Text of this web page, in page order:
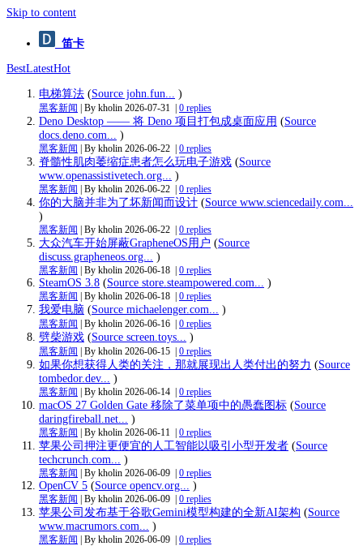
Skip to content
笛卡
BestLatestHot
电梯算法 (Source john.fun... )
黑客新闻 | By kholin 2026-07-31 0 replies
Deno Desktop —— 将 Deno 项目打包成桌面应用 (Source
docs.deno.com... )
黑客新闻 | By kholin 2026-06-22 0 replies
脊髓性肌肉萎缩症患者怎么玩电子游戏 (Source
www.openassistivetech.org... )
黑客新闻 | By kholin 2026-06-22 0 replies
你的大脑并非为了坏新闻而设计 (Source www.sciencedaily.com...
)
黑客新闻 | By kholin 2026-06-22 0 replies
大众汽车开始屏蔽GrapheneOS用户 (Source
discuss.grapheneos.org... )
黑客新闻 | By kholin 2026-06-18 0 replies
SteamOS 3.8 (Source store.steampowered.com... )
黑客新闻 | By kholin 2026-06-18 0 replies
我爱电脑 (Source michaelenger.com... )
黑客新闻 | By kholin 2026-06-16 0 replies
劈柴游戏 (Source screen.toys... )
黑客新闻 | By kholin 2026-06-15 0 replies
如果你想获得人类的关注，那就展现出人类付出的努力 (Source
tombedor.dev... )
黑客新闻 | By kholin 2026-06-14 0 replies
macOS 27 Golden Gate 移除了菜单项中的愚蠢图标 (Source
daringfireball.net... )
黑客新闻 | By kholin 2026-06-11 0 replies
苹果公司押注更便宜的人工智能以吸引小型开发者 (Source
techcrunch.com... )
黑客新闻 | By kholin 2026-06-09 0 replies
OpenCV 5 (Source opencv.org... )
黑客新闻 | By kholin 2026-06-09 0 replies
苹果公司发布基于谷歌Gemini模型构建的全新AI架构 (Source
www.macrumors.com... )
黑客新闻 | By kholin 2026-06-09 0 replies